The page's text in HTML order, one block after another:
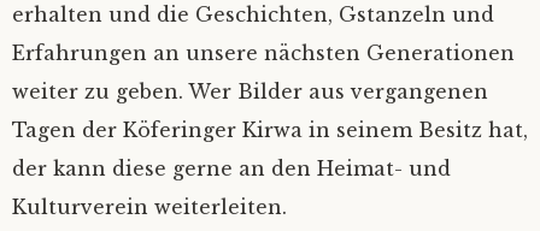
Nextcloud
Ferienprogramm
Datenschutz
erhalten und die Geschichten, Gstanzeln und
Erfahrungen an unsere nächsten Generationen
weiter zu geben. Wer Bilder aus vergangenen
Tagen der Köferinger Kirwa in seinem Besitz hat,
der kann diese gerne an den Heimat- und
Kulturverein weiterleiten.